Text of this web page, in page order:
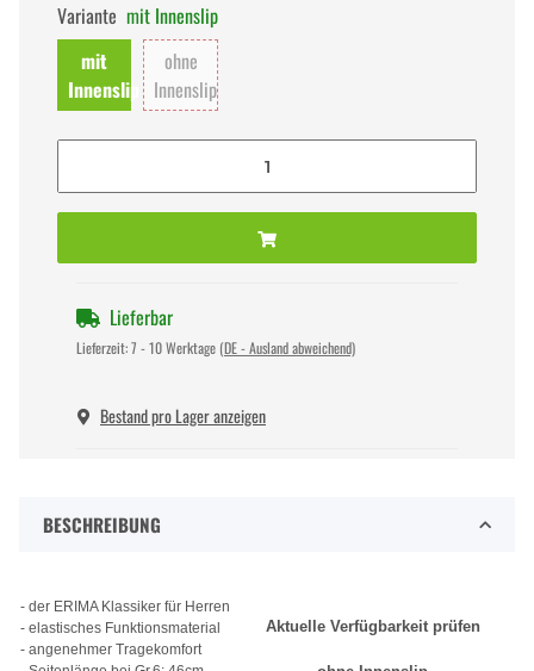
Variante mit Innenslip
mit
Innenslip
ohne
Innenslip
Lieferbar
Lieferzeit:7 - 10 Werktage (DE - Ausland abweichend)
Bestand pro Lager anzeigen
BESCHREIBUNG
- der ERIMA Klassiker für Herren
- elastisches Funktionsmaterial
- angenehmer Tragekomfort
Aktuelle Verfügbarkeit prüfen